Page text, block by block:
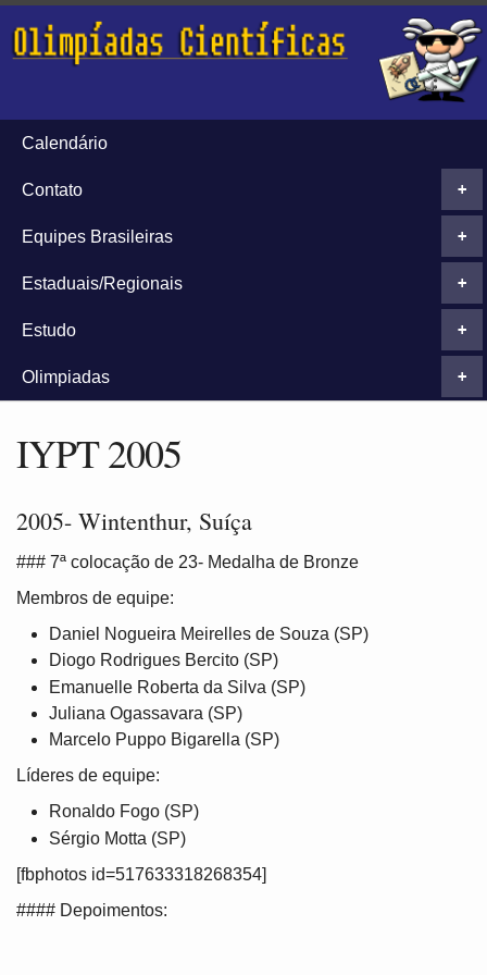
Calendário
+
Contato
+
Equipes Brasileiras
+
Estaduais/Regionais
+
Estudo
+
Olimpiadas
IYPT 2005
2005- Wintenthur, Suíça
### 7ª colocação de 23- Medalha de Bronze
Membros de equipe:
Daniel Nogueira Meirelles de Souza (SP)
Diogo Rodrigues Bercito (SP)
Emanuelle Roberta da Silva (SP)
Juliana Ogassavara (SP)
Marcelo Puppo Bigarella (SP)
Líderes de equipe:
Ronaldo Fogo (SP)
Sérgio Motta (SP)
[fbphotos id=517633318268354]
#### Depoimentos: